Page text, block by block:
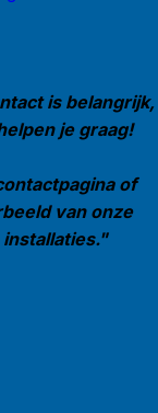
is belangrijk,
je graag!
of
van onze